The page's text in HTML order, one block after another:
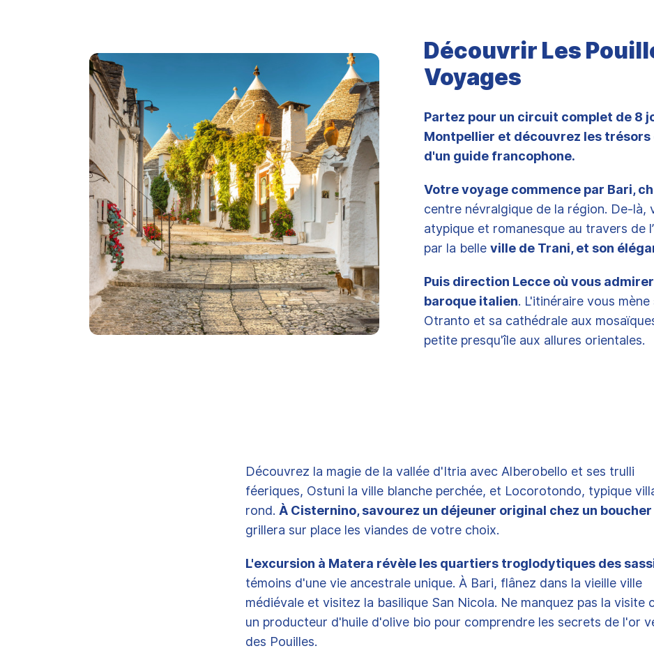
Découvrir Les
Voyages
Partez pour un circuit complet de 8
Montpellier et découvrez les trésors
d'un guide francophone.
Votre voyage commence par Bari,
centre névralgique de la région. De-là,
atypique et romanesque au travers de
par la belle ville de Trani, et son
Puis direction Lecce où vous
baroque italien. L'itinéraire vous
Otranto et sa cathédrale aux
petite presqu'île aux allures orientales.
Découvrez la magie de la vallée d'Itria avec Alberobello et ses trulli
féeriques, Ostuni la ville blanche perchée, et Locorotondo, typique
rond. À Cisternino, savourez un déjeuner original chez un boucher
grillera sur place les viandes de votre choix.
L'excursion à Matera révèle les quartiers troglodytiques des
témoins d'une vie ancestrale unique. À Bari, flânez dans la vieille ville
médiévale et visitez la basilique San Nicola. Ne manquez pas la visite
un producteur d'huile d'olive bio pour comprendre les secrets de l'or
des Pouilles.